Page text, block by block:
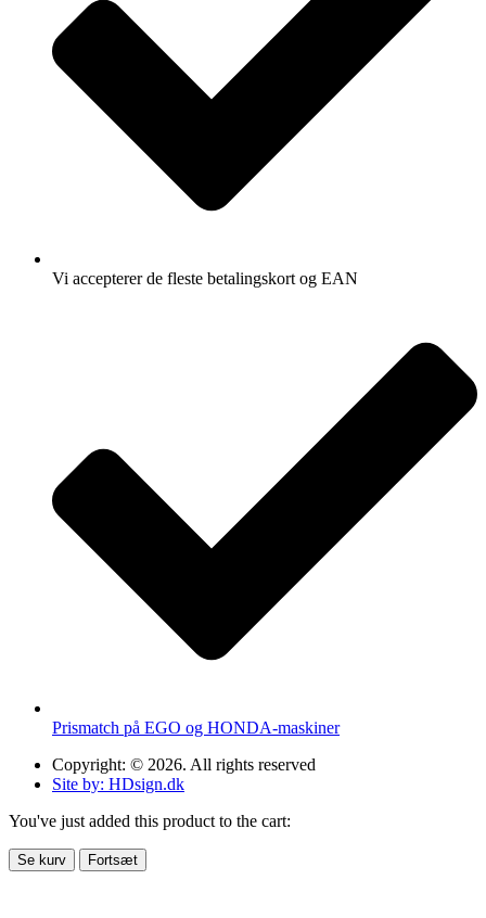
Vi accepterer de fleste betalingskort og EAN
Prismatch på EGO og HONDA-maskiner
Copyright: © 2026. All rights reserved
Site by: HDsign.dk
You've just added this product to the cart:
Se kurv Fortsæt